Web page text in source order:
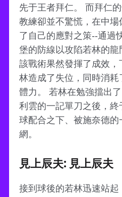
先于王者拜仁。 而拜仁
教練卻並不驚慌，在中
了自己的應對之策--通過
堡的防線以攻陷若林的
該戰術果然發揮了成效
林造成了失位，同時消
體力。 若林在勉強擋出
利雲的一記單刀之後，
球配合之下、被施奈德
網。
見上辰夫: 見上辰夫
接到球後的若林迅速站